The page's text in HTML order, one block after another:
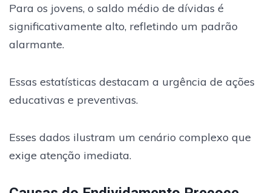
Para os jovens, o saldo médio de dívidas é
significativamente alto, refletindo um padrão
alarmante.
Essas estatísticas destacam a urgência de ações
educativas e preventivas.
Esses dados ilustram um cenário complexo que
exige atenção imediata.